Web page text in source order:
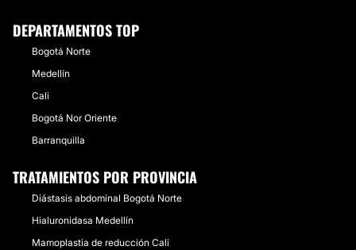
DEPARTAMENTOS TOP
Bogotá Norte
Medellín
Cali
Bogotá Nor Oriente
Barranquilla
TRATAMIENTOS POR PROVINCIA
Diástasis abdominal Bogotá Norte
Hialuronidasa Medellín
Mamoplastia de reducción Cali